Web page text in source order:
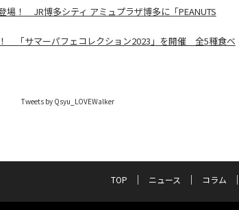
場！ JR博多シティ アミュプラザ博多に「PEANUTS
「サマーパフェコレクション2023」を開催 全5種食べ
Tweets by Qsyu_LOVEWalker
TOP ニュース コラム